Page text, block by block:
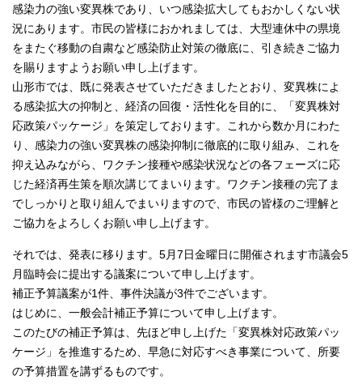
感染力の強い変異株であり、いつ感染拡大してもおかしくない状
況にあります。市民の皆様におかれましては、大型連休中の県境
をまたぐ移動の自粛など感染防止対策の徹底に、引き続きご協力
を賜りますようお願い申し上げます。
山形市では、既に発表させていただきましたとおり、変異株によ
る感染拡大の抑制と、経済の回復・活性化を目的に、「変異株対
応政策パッケージ」を策定しております。これから数か月にわた
り、感染力の強い変異株の感染抑制に徹底的に取り組み、これを
抑え込みながら、ワクチン接種や感染状況などの各フェーズに応
じた経済再生策を順次講じてまいります。ワクチン接種の完了ま
でしっかりと取り組んでまいりますので、市民の皆様のご理解と
ご協力をよろしくお願い申し上げます。
それでは、発表に移ります。5月7日金曜日に開催されます市議会5
月臨時会に提出する議案について申し上げます。
補正予算議案が1件、事件決議が3件でございます。
はじめに、一般会計補正予算について申し上げます。
このたびの補正予算は、先ほど申し上げた「変異株対応政策パッ
ケージ」を推進するため、早急に対応すべき事業について、所要
の予算措置を講ずるものです。